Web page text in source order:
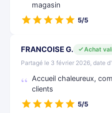
magasin
5/5
FRANCOISE G.
Achat
Partagé le 3 février 2026, date
Accueil chaleureux,
clients
5/5